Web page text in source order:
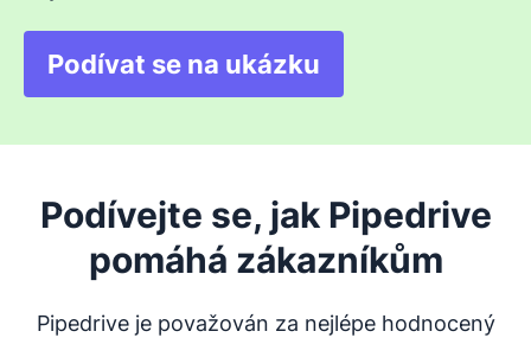
Podívat se na ukázku
Podívejte se, jak Pipedrive
pomáhá zákazníkům
Pipedrive je považován za nejlépe hodnocený